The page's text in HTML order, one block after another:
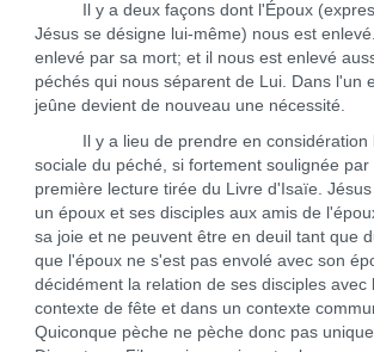
Il y a deux façons dont l'Époux
Jésus se désigne lui-même) nous est
enlevé par sa mort; et il nous est enlevé
péchés qui nous séparent de Lui. Dans l'un
jeûne devient de nouveau une nécessité.
Il y a lieu de prendre en considération
sociale du péché, si fortement soulignée par
première lecture tirée du Livre d'Isaïe.
un époux et ses disciples aux amis de
sa joie et ne peuvent être en deuil tant que
que l'époux ne s'est pas envolé avec son
décidément la relation de ses disciples avec
contexte de fête et dans un contexte
Quiconque pèche ne pèche donc pas